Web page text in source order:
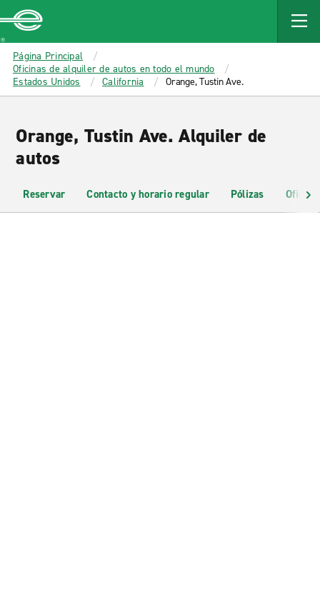
MAIN
CONTENT
Enterprise
Página Principal
Oficinas de alquiler de autos en todo el mundo
Estados Unidos
California Orange, Tustin Ave.
Orange, Tustin Ave. Alquiler de
autos
Reservar Contacto y horario regular Pólizas